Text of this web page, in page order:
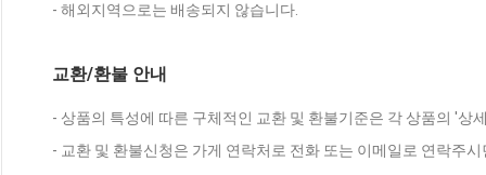
- 해외지역으로는 배송되지 않습니다.
교환/환불 안내
- 상품의 특성에 따른 구체적인 교환 및 환불기준은 각 상품의 '상
- 교환 및 환불신청은 가게 연락처로 전화 또는 이메일로 연락주